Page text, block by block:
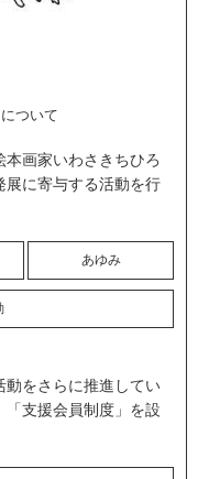
について
画家いわさきちひろ
に寄与する活動を行
あゆみ
をさらに推進してい
支援会員制度」を設